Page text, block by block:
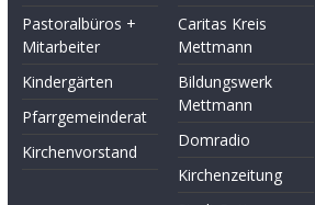
Pastoralbüros +
Mitarbeiter
Kindergärten
Pfarrgemeinderat
Kirchenvorstand
Caritas Kreis
Mettmann
Bildungswerk
Mettmann
Domradio
Kirchenzeitung